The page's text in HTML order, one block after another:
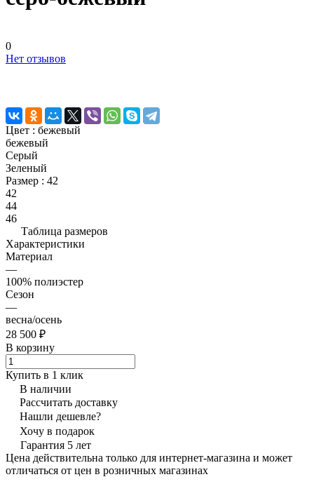
0
Нет отзывов
Цвет : бежевый
бежевый
Серый
Зеленый
Размер : 42
42
44
46
Таблица размеров
Характеристики
Материал
—
100% полиэстер
Сезон
—
весна/осень
28 500 ₽
В корзину
Купить в 1 клик
В наличии
Рассчитать доставку
Нашли дешевле?
Хочу в подарок
Гарантия 5 лет
Цена действительна только для интернет-магазина и может
отличаться от цен в розничных магазинах